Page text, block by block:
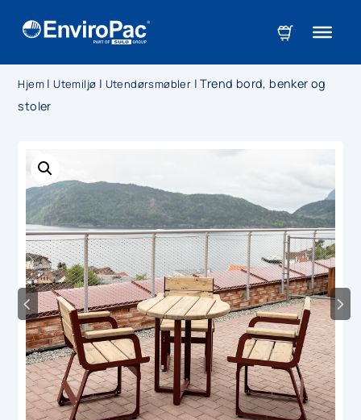
Hjem | Utemiljø | Utendørsmøbler |Trend bord, benker og
stoler